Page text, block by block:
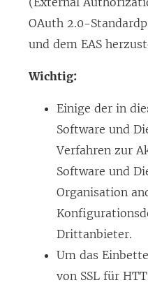
OAuth 2.0-
und dem EAS
Wichtig:
Einige der in
Software und
Verfahren zur
Software und
Organisation
Drittanbieter.
Um das
von SSL für